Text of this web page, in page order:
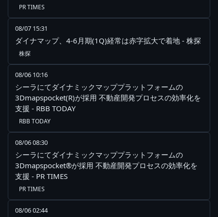
PR TIMES
08/07 15:31
ダイナマップ、4-6月期(1Q)経常は赤字拡大で着地 - 株探
株探
08/06 10:16
シーラにてダイナミックマッププラットフォームの
3Dmapspocket(R)が採用 不動産開発プロセスの効率化を
支援 - RBB TODAY
RBB TODAY
08/06 08:30
シーラにてダイナミックマッププラットフォームの
3Dmapspocket®が採用 不動産開発プロセスの効率化を
支援 - PR TIMES
PR TIMES
08/06 02:44